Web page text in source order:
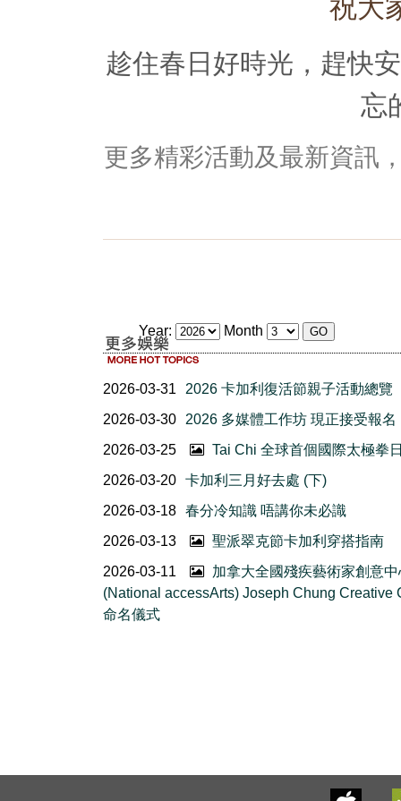
祝大
趁住春日好時光，趕快
忘
更多精彩活動及最新資訊
Year: Month
2026-03-31
2026 卡加利復活節親子活動總覽
2026-03-30
2026 多媒體工作坊 現正接受報名
2026-03-25
Tai Chi 全球首個國際太極拳
2026-03-20 卡加利三月好去處 (下)
2026-03-18 春分冷知識 唔講你未必識
2026-03-13
聖派翠克節卡加利穿搭指南
2026-03-11
加拿大全國殘疾藝術家創意中
(National accessArts) Joseph Chung Creative
命名儀式